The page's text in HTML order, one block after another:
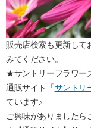
販売店検索も更新して
みてください。
★サントリーフラワー
通販サイト「サントリ
ています♪
ご興味がありましたら